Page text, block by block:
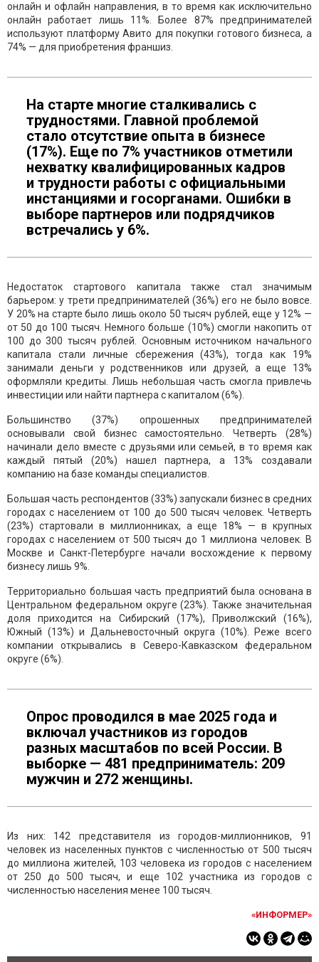
онлайн и офлайн направления, в то время как исключительно
онлайн работает лишь 11%. Более 87% предпринимателей
используют платформу Авито для покупки готового бизнеса, а
74% — для приобретения франшиз.
На старте многие сталкивались с
трудностями. Главной проблемой
стало отсутствие опыта в бизнесе
(17%). Еще по 7% участников отметили
нехватку квалифицированных кадров
и трудности работы с официальными
инстанциями и госорганами. Ошибки в
выборе партнеров или подрядчиков
встречались у 6%.
Недостаток стартового капитала также стал значимым
барьером: у трети предпринимателей (36%) его не было вовсе.
У 20% на старте было лишь около 50 тысяч рублей, еще у 12% —
от 50 до 100 тысяч. Немного больше (10%) смогли накопить от
100 до 300 тысяч рублей. Основным источником начального
капитала стали личные сбережения (43%), тогда как 19%
занимали деньги у родственников или друзей, а еще 13%
оформляли кредиты. Лишь небольшая часть смогла привлечь
инвестиции или найти партнера с капиталом (6%).
Большинство (37%) опрошенных предпринимателей
основывали свой бизнес самостоятельно. Четверть (28%)
начинали дело вместе с друзьями или семьей, в то время как
каждый пятый (20%) нашел партнера, а 13% создавали
компанию на базе команды специалистов.
Большая часть респондентов (33%) запускали бизнес в средних
городах с населением от 100 до 500 тысяч человек. Четверть
(23%) стартовали в миллионниках, а еще 18% — в крупных
городах с населением от 500 тысяч до 1 миллиона человек. В
Москве и Санкт-Петербурге начали восхождение к первому
бизнесу лишь 9%.
Территориально большая часть предприятий была основана в
Центральном федеральном округе (23%). Также значительная
доля приходится на Сибирский (17%), Приволжский (16%),
Южный (13%) и Дальневосточный округа (10%). Реже всего
компании открывались в Северо-Кавказском федеральном
округе (6%).
Опрос проводился в мае 2025 года и
включал участников из городов
разных масштабов по всей России. В
выборке — 481 предприниматель: 209
мужчин и 272 женщины.
Из них: 142 представителя из городов-миллионников, 91
человек из населенных пунктов с численностью от 500 тысяч
до миллиона жителей, 103 человека из городов с населением
от 250 до 500 тысяч, и еще 102 участника из городов с
численностью населения менее 100 тысяч.
«ИНФОРМЕР»